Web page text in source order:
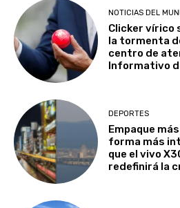
NOTICIAS DEL
Clicker vírico
la tormenta
centro de
Informativo
DEPORTES
Empaque
forma más
que el vivo
redefinirá la